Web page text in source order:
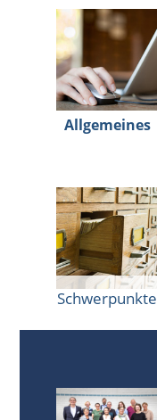
Allgemeines
Schwerpunkte